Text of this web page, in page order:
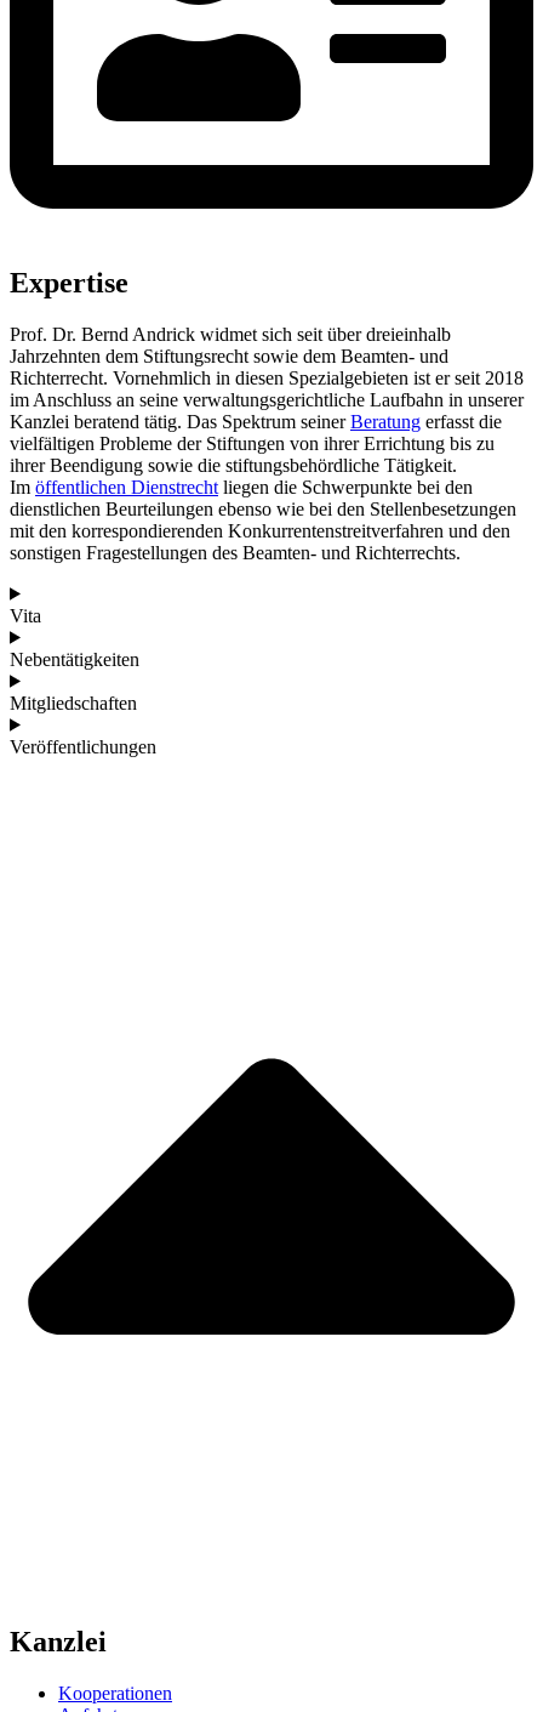
Expertise
Prof. Dr. Bernd Andrick widmet sich seit über dreieinhalb
Jahrzehnten dem Stiftungsrecht sowie dem Beamten- und
Richterrecht. Vornehmlich in diesen Spezialgebieten ist er seit 2018
im Anschluss an seine verwaltungsgerichtliche Laufbahn in unserer
Kanzlei beratend tätig. Das Spektrum seinerBeratung erfasst die
vielfältigen Probleme der Stiftungen von ihrer Errichtung bis zu
ihrer Beendigung sowie die stiftungsbehördliche Tätigkeit.
Im öffentlichen Dienstrecht liegen die Schwerpunkte bei den
dienstlichen Beurteilungen ebenso wie bei den Stellenbesetzungen
mit den korrespondierenden Konkurrentenstreitverfahren und den
sonstigen Fragestellungen des Beamten- und Richterrechts.
Vita
Nebentätigkeiten
Mitgliedschaften
Veröffentlichungen
Kanzlei
Kooperationen